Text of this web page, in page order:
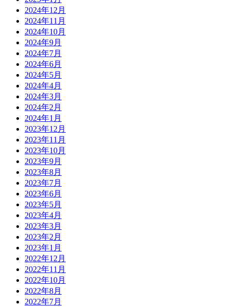
2024年12月
2024年11月
2024年10月
2024年9月
2024年7月
2024年6月
2024年5月
2024年4月
2024年3月
2024年2月
2024年1月
2023年12月
2023年11月
2023年10月
2023年9月
2023年8月
2023年7月
2023年6月
2023年5月
2023年4月
2023年3月
2023年2月
2023年1月
2022年12月
2022年11月
2022年10月
2022年8月
2022年7月